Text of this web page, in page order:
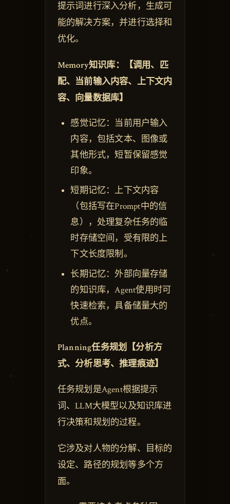
提示词进行深入分析，生成可
能的解决方案，并进行选择和
优化。
Memory知识库：【调用、匹
配、当前输入内容、上下文内
容、向量数据库】
感觉记忆：当前用户输入
内容，包括文本、图像或
其他形式，短暂保留感觉
印象。
短期记忆：上下文内容
（包括写在Prompt中的信
息），处理复杂任务的临
时存储空间，受有限的上
下文长度限制。
长期记忆：外部向量存储
的知识库，Agent使用时可
快速检索，具备储量大的
优点。
Planning任务规划【分析方
式、分析思考、推理痕迹】
任务规划是Agent根据提示
词、LLM大模型以及知识库进
行决策和规划的过程。
它涉及对人物的分解、目标的
设定、路径的规划等多个方
面。